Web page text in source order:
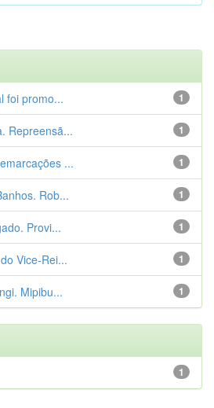
1
foi promo...
1
Repreensã...
1
...
1
Rob...
1
Provi...
1
Vice-Rei...
1
Mipibu...
1